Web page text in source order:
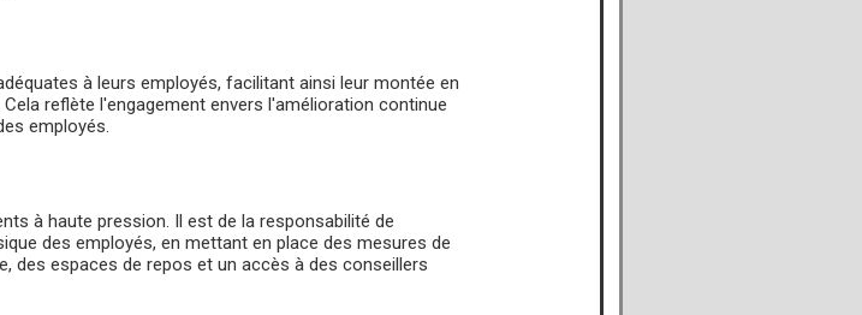
à leurs employés, facilitant ainsi leur montée en
reflète l'engagement envers l'amélioration continue
employés.
à haute pression. Il est de la responsabilité de
des employés, en mettant en place des mesures de
des espaces de repos et un accès à des conseillers